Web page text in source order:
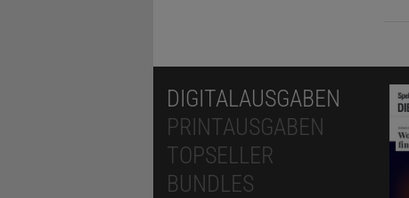
DIGITALAUSGABEN
PRINTAUSGABEN
TOPSELLER
BUNDLES